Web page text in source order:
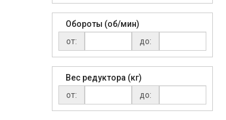
Обороты (об/мин)
от:
до:
Вес редуктора (кг)
от:
до: